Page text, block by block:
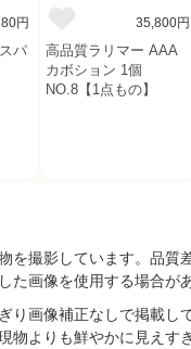
円
パ
35,800円
高品質ラリマー AAA
カボション 1個
NO.8【1点もの】
を撮影しています。品質
た画像を使用する場合が
り画像補正なしで掲載し
物よりも鮮やかに見えす